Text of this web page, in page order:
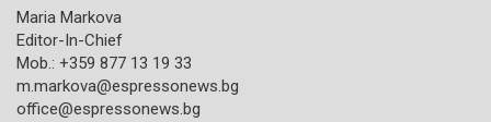
Maria Markova
Editor-In-Chief
Mob.: +359 877 13 19 33
m.markova@espressonews.bg
office@espressonews.bg